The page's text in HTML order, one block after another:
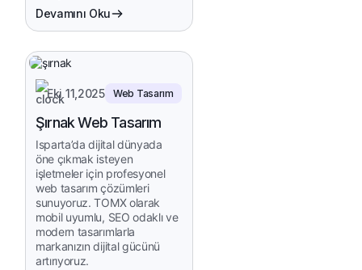
Devamını Oku
Eki 11,2025 Web Tasarım
Şırnak Web Tasarım
Isparta’da dijital dünyada
öne çıkmak isteyen
işletmeler için profesyonel
web tasarım çözümleri
sunuyoruz. TOMX olarak
mobil uyumlu, SEO odaklı ve
modern tasarımlarla
markanızın dijital gücünü
artırıyoruz.